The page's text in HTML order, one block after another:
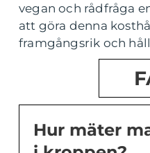
vegan och rådfråga
att göra denna
framgångsrik och
Hur mäter